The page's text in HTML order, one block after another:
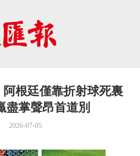
阿根廷僅靠折射球死裏
盡掌聲昂首道別
2026-07-05